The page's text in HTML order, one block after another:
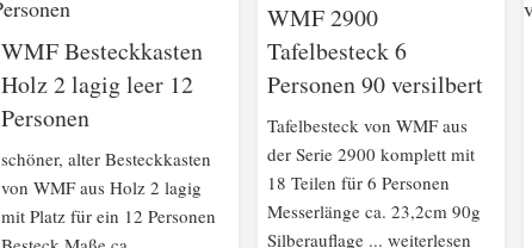
WMF Besteckkasten
Holz 2 lagig leer 12
Personen
schöner, alter Besteckkasten
von WMF aus Holz 2 lagig
mit Platz für ein 12 Personen
WMF 2900
Tafelbesteck 6
Personen 90 versilbert
Tafelbesteck von WMF aus
der Serie 2900 komplett mit
18 Teilen für 6 Personen
Messerlänge ca. 23,2cm 90g
Silberauflage ... weiterlesen